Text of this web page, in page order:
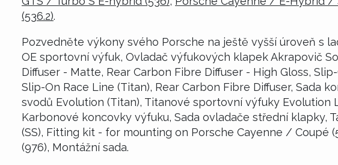
(536.2).
Pozvedněte výkony svého Porsche na ještě vyšší úroveň s
OE sportovní výfuk, Ovladač výfukových klapek Akrapovič
Diffuser - Matte, Rear Carbon Fibre Diffuser - High Gloss,
Slip-On Race Line (Titan), Rear Carbon Fibre Diffuser, Sada
svodů Evolution (Titan), Titanové sportovní výfuky Evolution
Karbonové koncovky výfuku, Sada ovladače střední klapky,
(SS), Fitting kit - for mounting on Porsche Cayenne / Coupé
(976), Montážní sada.